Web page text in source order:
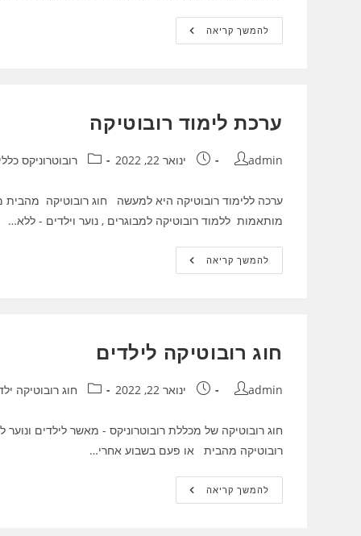
להמשך קריאהרשימה
ספקי
ערכת לימוד רובוטיקה
מחבר:
admin פורסם:ינואר 22, 2022 קטגוריה:רובוטרוניקס
ערכה ללימוד רובוטיקה היא למעשה חוג רובוטיקה
מותאמות ללמוד רובוטיקה למבוגרים , נוער וילדים - ללא…
להמשך קריאהערכת
לימוד
חוג רובוטיקה לילדים
מחבר:
admin פורסם:ינואר 22, 2022 קטגוריה:חוג רובוטיקה
חוג רובוטיקה של מכללת רובוטרוניקס - מאשר לילדים
רובוטיקה מהבית או פעם בשבוע אחרי…
להמשך קריאהחוג
רובוטיקה